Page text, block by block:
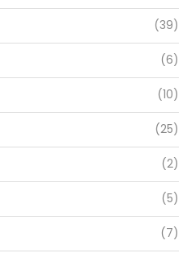
(39)
(6)
(10)
(25)
(2)
(5)
(7)